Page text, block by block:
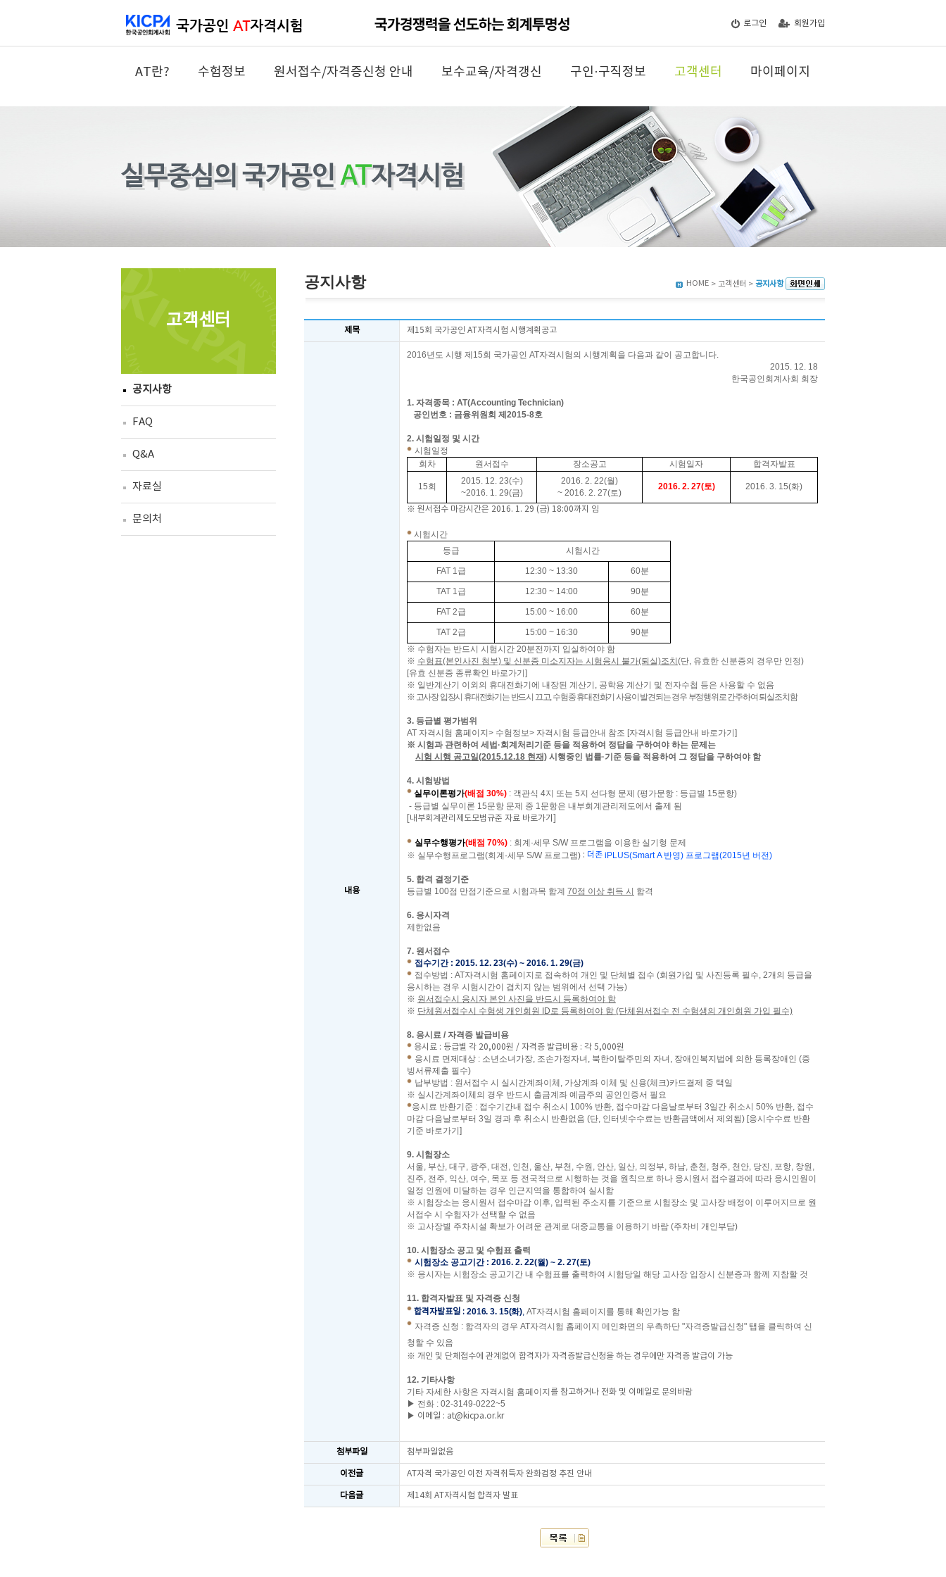
로그인 회원가입
AT란? 수험정보 원서접수/자격증신청 안내 보수교육/자격갱신 구인·구직정보 고객센터 마이페이지
고객센터
공지사항
FAQ
Q&A
자료실
문의처
공지사항 HOME > 고객센터 > 공지사항
제목 제15회 국가공인 AT자격시험 시행계획공고
내용
2016년도 시행 제15회 국가공인 AT자격시험의 시행계획을 다음과 같이 공고합니다.
2015. 12. 18
한국공인회계사회 회장
1. 자격종목 : AT(Accounting Technician)
공인번호 : 금융위원회 제2015-8호
2. 시험일정 및 시간
시험일정
회차
원서접수 장소공고 시험일자 합격자발표
15회
2015. 12. 23(수)
~2016. 1. 29(금)
2016. 2. 22(월)
~ 2016. 2. 27(토)
2016. 2. 27(토) 2016. 3. 15(화)
※ 원서접수 마감시간은 2016. 1. 29 (금) 18:00까지 임
시험시간
등급
시험시간
FAT 1급 12:30 ~ 13:30 60분
TAT 1급 12:30 ~ 14:00 90분
FAT 2급 15:00 ~ 16:00 60분
TAT 2급 15:00 ~ 16:30 90분
※ 수험자는 반드시 시험시간 20분전까지 입실하여야 함
※ 수험표(본인사진 첨부) 및 신분증 미소지자는 시험응시 불가(퇴실)조치 (단, 유효한 신분증의 경우만 인정)
[유효 신분증 종류확인 바로가기 ]
※ 일반계산기 이외의 휴대전화기에 내장된 계산기, 공학용 계산기 및 전자수첩 등은 사용할 수 없음
※ 고사장 입장시 휴대전화기는 반드시 끄고, 수험중 휴대전화기 사용이 발견되는 경우 부정행위로 간주하여 퇴실조치함
3. 등급별 평가범위
AT 자격시험 홈페이지 > 수험정보> 자격시험 등급안내 참조 [자격시험 등급안내 바로가기 ]
※ 시험과 관련하여 세법·회계처리기준 등을 적용하여 정답을 구하여야 하는 문제는
시험 시행 공고일(2015.12.18 현재) 시행중인 법률·기준 등을 적용하여 그 정답을 구하여야 함
4. 시험방법
실무이론평가(배점 30%) : 객관식 4지 또는 5지 선다형 문제 (평가문항 : 등급별 15문항)
- 등급별 실무이론 15문항 문제 중 1문항은 내부회계관리제도에서 출제 됨
[내부회계관리제도모범규준 자료 바로가기]
실무수행평가(배점 70%) : 회계·세무 S/W 프로그램을 이용한 실기형 문제
※ 실무수행프로그램(회계·세무 S/W 프로그램) : 더존 iPLUS(Smart A 반영) 프로그램(2015년 버전)
5. 합격 결정기준
등급별 100점 만점기준으로 시험과목 합계 70점 이상 취득 시 합격
6. 응시자격
제한없음
7. 원서접수
접수기간 : 2015. 12. 23(수) ~ 2016. 1. 29(금)
접수방법 : AT자격시험 홈페이지 로 접속하여 개인 및 단체별 접수 (회원가입 및 사진등록 필수, 2개의 등급을
응시하는 경우 시험시간이 겹치지 않는 범위에서 선택 가능)
※ 원서접수시 응시자 본인 사진을 반드시 등록하여야 함
※ 단체원서접수시 수험생 개인회원 ID로 등록하여야 함 (단체원서접수 전 수험생의 개인회원 가입 필수)
8. 응시료 / 자격증 발급비용
응시료 : 등급별 각 20,000원 / 자격증 발급비용 : 각 5,000원
응시료 면제대상 : 소년소녀가장, 조손가정자녀, 북한이탈주민의 자녀, 장애인복지법에 의한 등록장애인 (증
빙서류제출 필수)
납부방법 : 원서접수 시 실시간계좌이체 , 가상계좌 이체 및 신용(체크)카드결제 중 택일
※ 실시간계좌이체의 경우 반드시 출금계좌 예금주의 공인인증서 필요
응시료 반환기준 : 접수기간내 접수 취소시 100% 반환, 접수마감 다음날로부터 3일간 취소시 50% 반환, 접수
마감 다음날로부터 3일 경과 후 취소시 반환없음 (단, 인터넷수수료는 반환금액에서 제외됨) [응시수수료 반환
기준 바로가기]
9. 시험장소
서울, 부산, 대구, 광주, 대전, 인천, 울산, 부천, 수원, 안산, 일산, 의정부, 하남, 춘천, 청주, 천안, 당진, 포항, 창원,
진주, 전주, 익산, 여수, 목포 등 전국적으로 시행하는 것을 원칙으로 하나 응시원서 접수결과에 따라 응시인원이
일정 인원에 미달하는 경우 인근지역을 통합하여 실시함
※ 시험장소는 응시원서 접수마감 이후, 입력된 주소지를 기준으로 시험장소 및 고사장 배정이 이루어지므로 원
서접수 시 수험자가 선택할 수 없음
※ 고사장별 주차시설 확보가 어려운 관계로 대중교통을 이용하기 바람 (주차비 개인부담)
10. 시험장소 공고 및 수험표 출력
시험장소 공고기간 : 2016. 2. 22(월) ~ 2. 27(토)
※ 응시자는 시험 장소 공고기간 내 수험표를 출력하여 시험당일 해당 고사장 입장시 신분증과 함께 지참할 것
11. 합격자발표 및 자격증 신청
합격자발표일 : 2016. 3. 15(화), AT자격시험 홈페이지 를 통해 확인가능 함
자격증 신청 : 합격자의 경우 AT자격시험 홈페이지 메인화면의 우측하단 "자격증발급신청" 탭을 클릭하여 신
청할 수 있음
※ 개인 및 단체접수에 관계없이 합격자가 자격증발급신청을 하는 경우에만 자격증 발급이 가능
12. 기타사항
기타 자세한 사항은 자격시험 홈페이지 를 참고하거나 전화 및 이메일로 문의바람
▶ 전화 : 02-3149-0222~5
▶ 이메일 : at@kicpa.or.kr
첨부파일 첨부파일없음
이전글 AT자격 국가공인 이전 자격취득자 완화검정 추진 안내
다음글 제14회 AT자격시험 합격자 발표